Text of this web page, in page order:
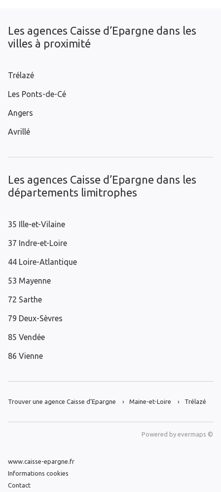
Les agences Caisse d’Epargne dans les
villes à proximité
Trélazé
Les Ponts-de-Cé
Angers
Avrillé
Les agences Caisse d’Epargne dans les
départements limitrophes
35 Ille-et-Vilaine
37 Indre-et-Loire
44 Loire-Atlantique
53 Mayenne
72 Sarthe
79 Deux-Sèvres
85 Vendée
86 Vienne
Trouver une agence Caisse d’Epargne Maine-et-Loire Trélazé
Powered by evermaps ©
www.caisse-epargne.fr
Informations cookies
Contact